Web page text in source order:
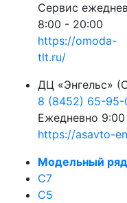
Сервис
8:00 - 20:00
https://omoda-
tlt.ru/
ДЦ «Энгельс»
8 (8452) 65-95-
Ежедневно
https://asavto-
Модельный ряд
C7
C5